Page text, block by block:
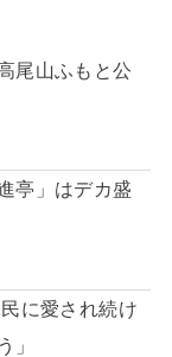
尾山ふもと公
亭」はデカ盛
に愛され続け
」